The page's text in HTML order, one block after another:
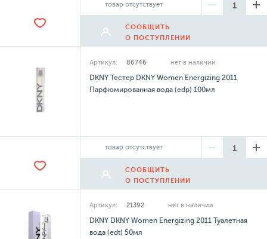
товар отсутствует
СООБЩИТЬ
О ПОСТУПЛЕНИИ
Артикул: 86746 нет в наличии
DKNY Тестер DKNY Women Energizing 2011
Парфюмированная вода (edp) 100мл
товар отсутствует
СООБЩИТЬ
О ПОСТУПЛЕНИИ
Артикул: 21392 нет в наличии
DKNY DKNY Women Energizing 2011 Туалетная
вода (edt) 50мл